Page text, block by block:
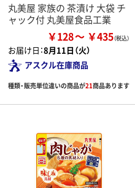
丸美屋 家族の 茶漬け 大袋 チ
ャック付 丸美屋食品工業
￥128 ￥435
お届け日：8月11日（火）
アスクル在庫商品
種類・販売単位違いの商品が21商品あります